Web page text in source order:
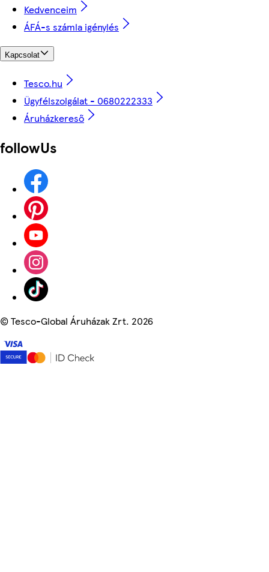
Kedvenceim
ÁFÁ-s számla igénylés
Kapcsolat
Tesco.hu
Ügyfélszolgálat - 0680222333
Áruházkereső
followUs
©Tesco-Global Áruházak Zrt. 2026